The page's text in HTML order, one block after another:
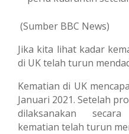
(Sumber BBC News)
Jika kita lihat kadar
di UK telah turun
Kematian di UK
Januari 2021. Setelah
dilaksanakan
kematian telah turun